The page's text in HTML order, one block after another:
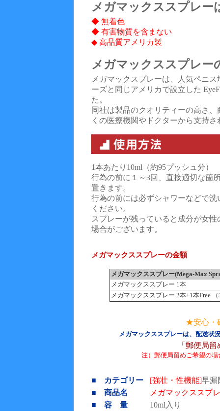
メガマックススプレー
◆ 無着色
◆ 有害物質を含まない
◆ 高品質アメリカ製
メガマックススプレー
メガマックスプレーは、人気ペニ
ーズと同じアメリカで設立した
た。
同社は製品のクオリティーの高さ
くの医療機関やドクターから支持
1本あたり10ml（約95プッシュ分）
行為の前に１～3回、直接適切な箇
置きます。
行為の前には必ずシャワーなどで
ください。
スプレーが残っていると成分が女
場合がございます。
メガマックススプレーの金額
メガマックススプレー(Mega-Max
メガマックススプレー 1本
メガマックススプレー 2本+1本Free
★安心・
メガマックススプレーは、配送状
「郵便局
注）郵便局留めご希望の場
■ カテゴリー [強壮・性機能]早漏
■ 商品名
メガマックススプ
■ 容 量
10ml入り